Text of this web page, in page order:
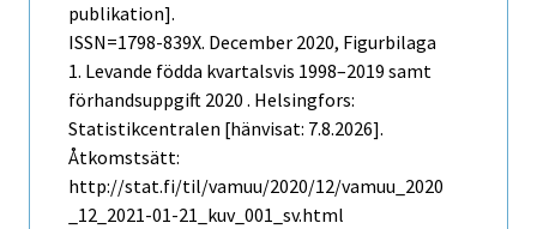
publikation].
ISSN=1798-839X. December 2020, Figurbilaga
1. Levande födda kvartalsvis 1998–2019 samt
förhandsuppgift 2020 . Helsingfors:
Statistikcentralen [hänvisat: 7.8.2026].
Åtkomstsätt:
http://stat.fi/til/vamuu/2020/12/vamuu_2020
_12_2021-01-21_kuv_001_sv.html